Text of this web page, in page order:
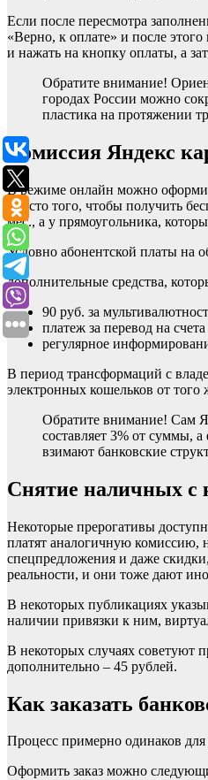
Если после пересмотра
«Верно, к оплате» и после
и нажать на кнопку оплаты, а
Обратите внимание!
городах России можно
пластика на протяжении
Комиссия Яндекс
В режиме онлайн можно
вместо того, чтобы получить
мес., а у прямоугольника,
Условно абонентской платы на
дополнительные средства,
90 руб. за
платеж за перевод на
регулярное
В период трансформаций с
электронных кошельков от того
Обратите внимание! Сам
составляет 3% от суммы,
взимают банковские
Снятие наличных с
Некоторые прерогативы
платят аналогичную комиссию,
спецпредложения и даже
реальности, и они тоже дают
В некоторых публикациях
наличии привязки к ним,
В некоторых случаях советуют
дополнительно – 45 рублей.
Как заказать
Процесс примерно одинаков
Оформить заказ можно